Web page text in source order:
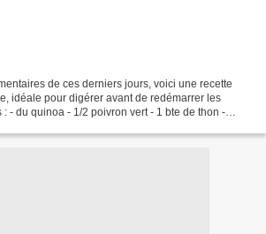
de ces derniers jours, voici une recette
idéale pour digérer avant de redémarrer les
: - du quinoa - 1/2 poivron vert - 1 bte de thon -